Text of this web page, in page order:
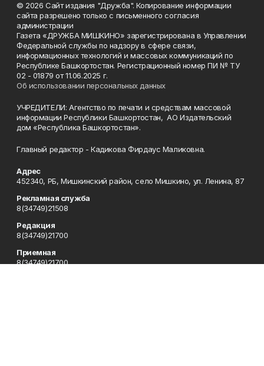
© 2026 Сайт издания "Дружба". Копирование информации
сайта разрешено только с письменного согласия
администрации
Газета «ДРУЖБА МИШКИНО» зарегистрирована в Управлении
Федеральной службы по надзору в сфере связи,
информационных технологий и массовых коммуникаций по
Республике Башкортостан. Регистрационный номер ПИ № ТУ
02 - 01879 от 11.06.2025 г.
Об использовании персональных данных
УЧРЕДИТЕЛИ: Агентство по печати и средствам массовой
информации Республики Башкортостан, АО Издательский
дом «Республика Башкортостан».
Главный редактор - Кадикова Фирдаус Маликовна.
Адрес
452340, РБ, Мишкинский район, село Мишкино, ул. Ленина, 87
Рекламная служба
8(34749)21508
Редакция
8(34749)21700
Приемная
8(34749)21700